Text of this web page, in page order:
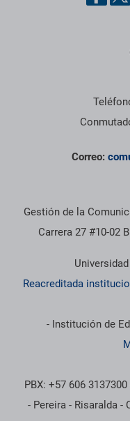
Correo:
Gestión de la
Carrera 27 #10-02
Reacreditada
- Institución de
PBX: +57 606
- Pereira - Risaralda